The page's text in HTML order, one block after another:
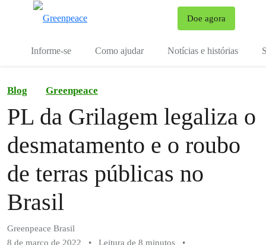
Doe agora
Informe-se Como ajudar Notícias e histórias
Blog Greenpeace
PL da Grilagem legaliza o
desmatamento e o roubo
de terras públicas no
Brasil
Greenpeace Brasil
8 de março de 2022
• Leitura de 8 minutos
•